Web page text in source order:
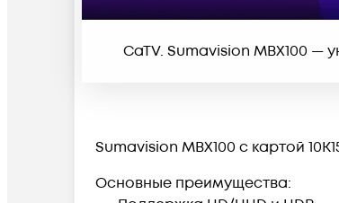
CaTV. Sumavision MBX100
Sumavision MBX100 c картой
Основные преимущества: